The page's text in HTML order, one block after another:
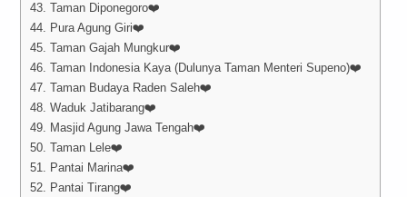
43. Taman Diponegoro❤️
44. Pura Agung Giri❤️
45. Taman Gajah Mungkur❤️
46. Taman Indonesia Kaya (Dulunya Taman Menteri Supeno)❤️
47. Taman Budaya Raden Saleh❤️
48. Waduk Jatibarang❤️
49. Masjid Agung Jawa Tengah❤️
50. Taman Lele❤️
51. Pantai Marina❤️
52. Pantai Tirang❤️